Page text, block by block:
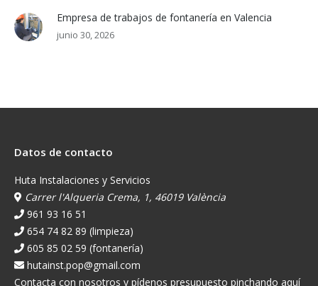
Empresa de trabajos de fontanería en Valencia
junio 30, 2026
Datos de contacto
Huta Instalaciones y Servicios
Carrer l'Alqueria Crema, 1, 46019 València
961 93 16 51
654 74 82 89 (limpieza)
605 85 02 59 (fontanería)
hutainst.pop@gmail.com
Contacta con nosotros y pídenos presupuesto pinchando aquí